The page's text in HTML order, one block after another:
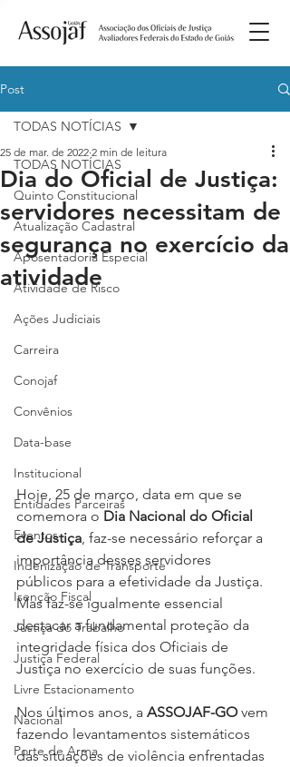
Post
TODAS NOTÍCIAS
Quinto Constitucional
Atualização Cadastral
Aposentadoria Especial
Atividade de Risco
Ações Judiciais
Carreira
Conojaf
Convênios
Data-base
Institucional
Entidades Parceiras
Eventos
Indenização de Transporte
Isenção Fiscal
Justiça do Trabalho
Justiça Federal
Livre Estacionamento
Nacional
Porte de Arma
TODAS NOTÍCIAS
Dia do Oficial de Justiça:
servidores necessitam de
segurança no exercício da
atividade
25 de mar. de 2022 2 min de leitura
Hoje, 25 de março, data em que se
comemora o Dia Nacional do Oficial
de Justiça, faz-se necessário reforçar a
importância desses servidores
públicos para a efetividade da Justiça.
Mas faz-se igualmente essencial
destacar a fundamental proteção da
integridade física dos Oficiais de
Justiça no exercício de suas funções.
Nos últimos anos, a ASSOJAF-GO vem
fazendo levantamentos sistemáticos
das situações de violência enfrentadas